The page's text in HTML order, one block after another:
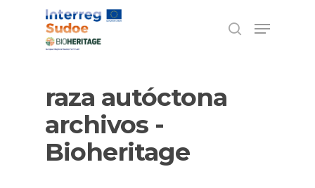
ENTER
raza autóctona
archivos -
Bioheritage